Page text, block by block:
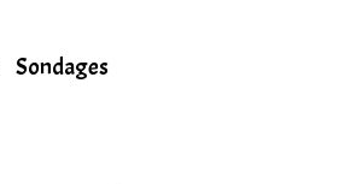
Sondages